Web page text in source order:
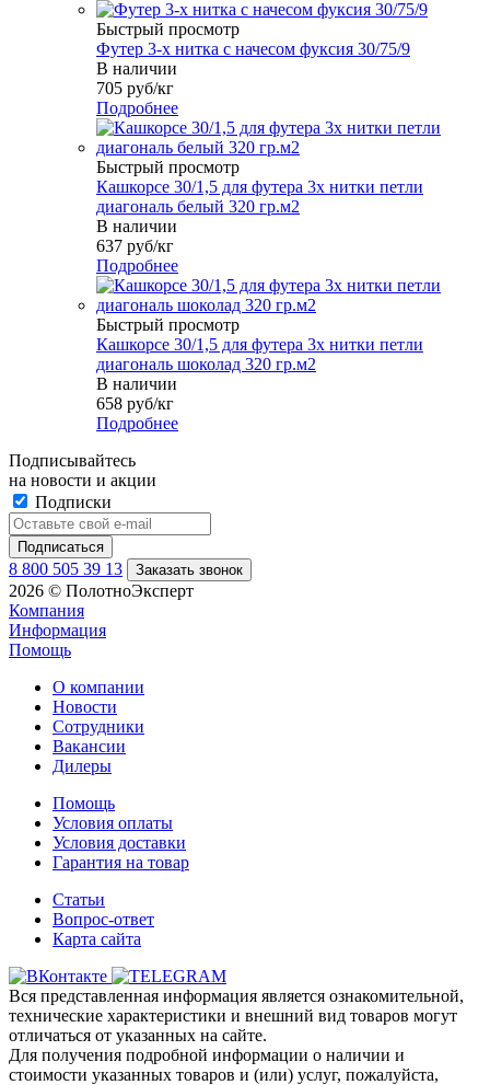
Быстрый просмотр
Футер 3-х нитка с начесом фуксия 30/75/9
В наличии
705 руб/кг
Подробнее
Быстрый просмотр
Кашкорсе 30/1,5 для футера 3х нитки петли
диагональ белый 320 гр.м2
В наличии
637 руб/кг
Подробнее
Быстрый просмотр
Кашкорсе 30/1,5 для футера 3х нитки петли
диагональ шоколад 320 гр.м2
В наличии
658 руб/кг
Подробнее
Подписывайтесь
на новости и акции
Подписки
8 800 505 39 13 Заказать звонок
2026 © ПолотноЭксперт
Компания
Информация
Помощь
О компании
Новости
Сотрудники
Вакансии
Дилеры
Помощь
Условия оплаты
Условия доставки
Гарантия на товар
Статьи
Вопрос-ответ
Карта сайта
Вся представленная информация является ознакомительной,
технические характеристики и внешний вид товаров могут
отличаться от указанных на сайте.
Для получения подробной информации о наличии и
стоимости указанных товаров и (или) услуг, пожалуйста,